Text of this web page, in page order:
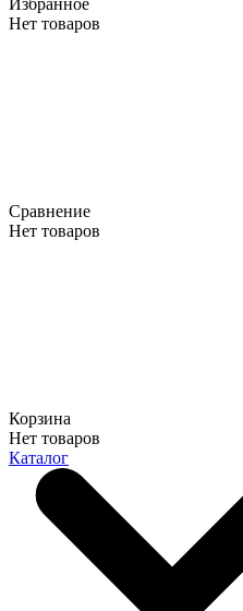
Избранное
Нет товаров
Сравнение
Нет товаров
Корзина
Нет товаров
Каталог